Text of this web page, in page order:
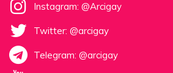
Instagram: @Arcigay
Twitter: @arcigay
Telegram: @arcigay